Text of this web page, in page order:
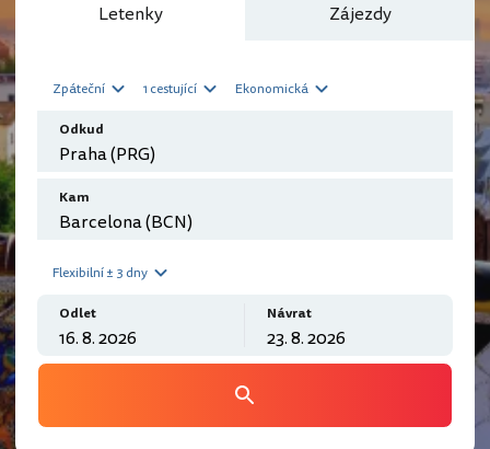
Letenky Zájezdy
Zpáteční 1 cestující Ekonomická
Odkud
Kam
Flexibilní ± 3 dny
Odlet Návrat